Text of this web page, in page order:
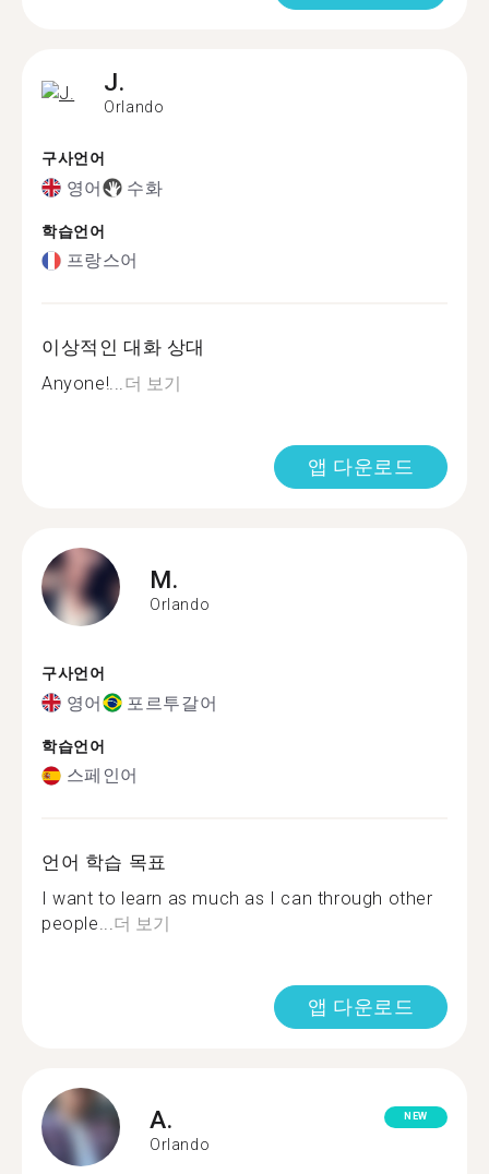
J.
Orlando
구사언어
영어 수화
학습언어
프랑스어
이상적인 대화 상대
Anyone!...더 보기
앱 다운로드
M.
Orlando
구사언어
영어 포르투갈어
학습언어
스페인어
언어 학습 목표
I want to learn as much as I can through other
people...더 보기
앱 다운로드
A.
Orlando
NEW